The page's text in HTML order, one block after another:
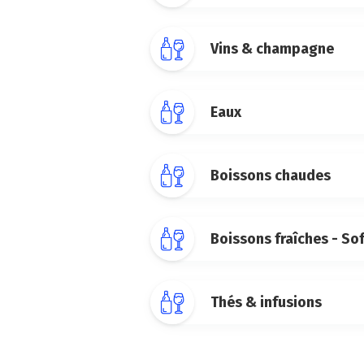
Vins & champagne
Eaux
Boissons chaudes
Boissons fraîches -
Thés & infusions